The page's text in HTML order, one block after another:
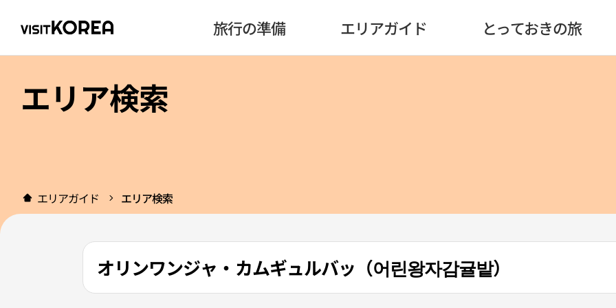
旅行の準備 エリアガイド とっておきの旅
エリア検索
エリアガイド エリア検索
オリンワンジャ・カムギュルバッ（어린왕자감귤밭）